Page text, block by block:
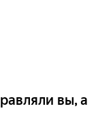
вы, а